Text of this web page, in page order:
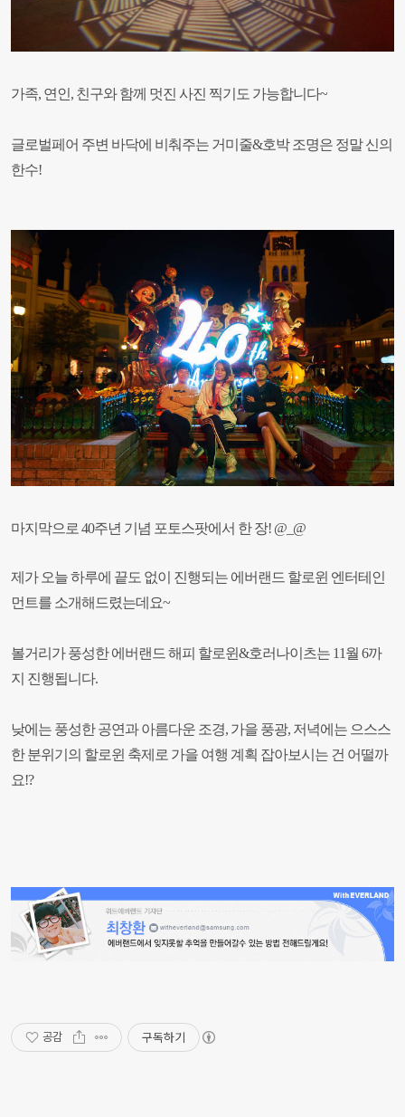
가족, 연인, 친구와 함께 멋진 사진 찍기도 가능합니다~
글로벌페어 주변 바닥에 비춰주는 거미줄&호박 조명은 정말 신의
한수!
마지막으로 40주년 기념 포토스팟에서 한 장! @_@
제가 오늘 하루에 끝도 없이 진행되는 에버랜드 할로윈 엔터테인
먼트를 소개해드렸는데요~
볼거리가 풍성한 에버랜드 해피 할로윈&호러나이츠는 11월 6까
지 진행됩니다.
낮에는 풍성한 공연과 아름다운 조경, 가을 풍광, 저녁에는 으스스
한 분위기의 할로윈 축제로 가을 여행 계획 잡아보시는 건 어떨까
요!?
공감 구독하기